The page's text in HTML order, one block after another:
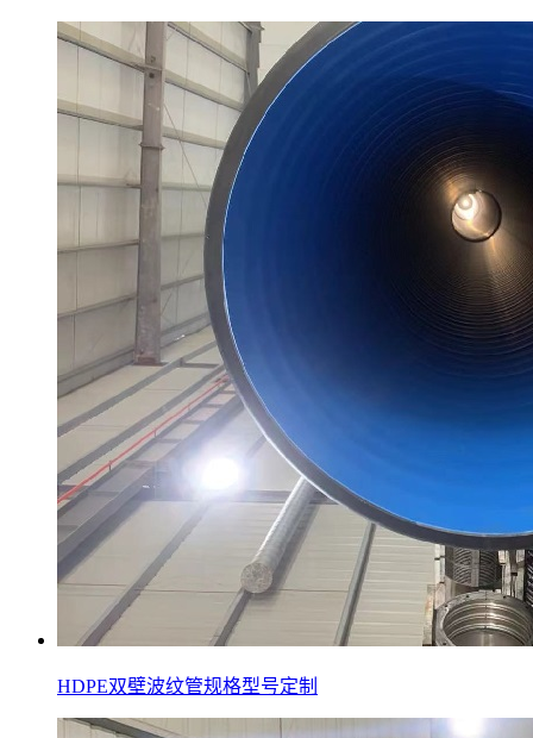
HDPE双壁波纹管规格型号定制